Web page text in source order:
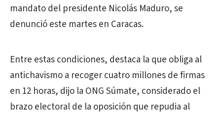
mandato del presidente Nicolás Maduro, se
denunció este martes en Caracas.
Entre estas condiciones, destaca la que obliga al
antichavismo a recoger cuatro millones de firmas
en 12 horas, dijo la ONG Súmate, considerado el
brazo electoral de la oposición que repudia al